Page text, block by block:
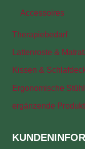
Accessoires
Therapiebedarf
Lattenroste &
Kissen &
Ergonomische
ergänzende